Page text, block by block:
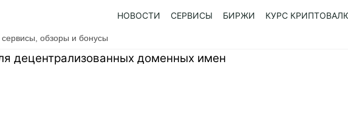
обзоры и бонусы
НОВОСТИ СЕРВИСЫ БИРЖИ КУРС